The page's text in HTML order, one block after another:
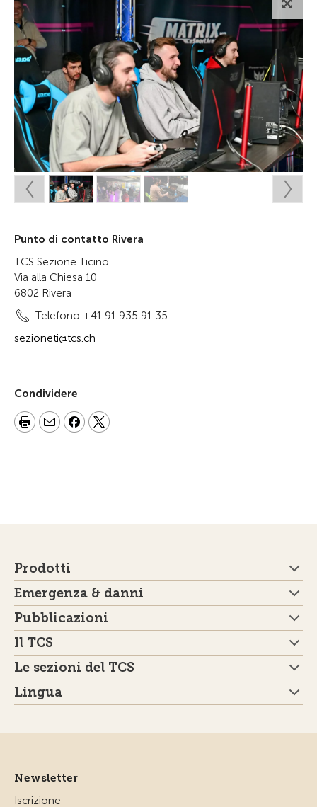
Punto di contatto Rivera
TCS Sezione Ticino
Via alla Chiesa 10
6802 Rivera
Telefono +41 91 935 91 35
sezioneti@tcs.ch
Condividere
Prodotti
Emergenza & danni
Pubblicazioni
Il TCS
Le sezioni del TCS
Lingua
Newsletter
Iscrizione